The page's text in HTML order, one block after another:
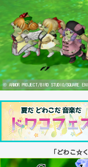
© ARMOR PROJECT/BIRD STUDIO/
「どわこ☆